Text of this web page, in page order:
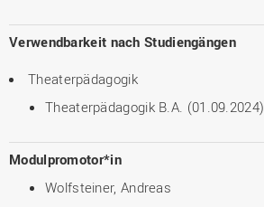
Verwendbarkeit nach Studiengängen
Theaterpädagogik
Theaterpädagogik B.A. (01.09.2024)
Modulpromotor*in
Wolfsteiner, Andreas